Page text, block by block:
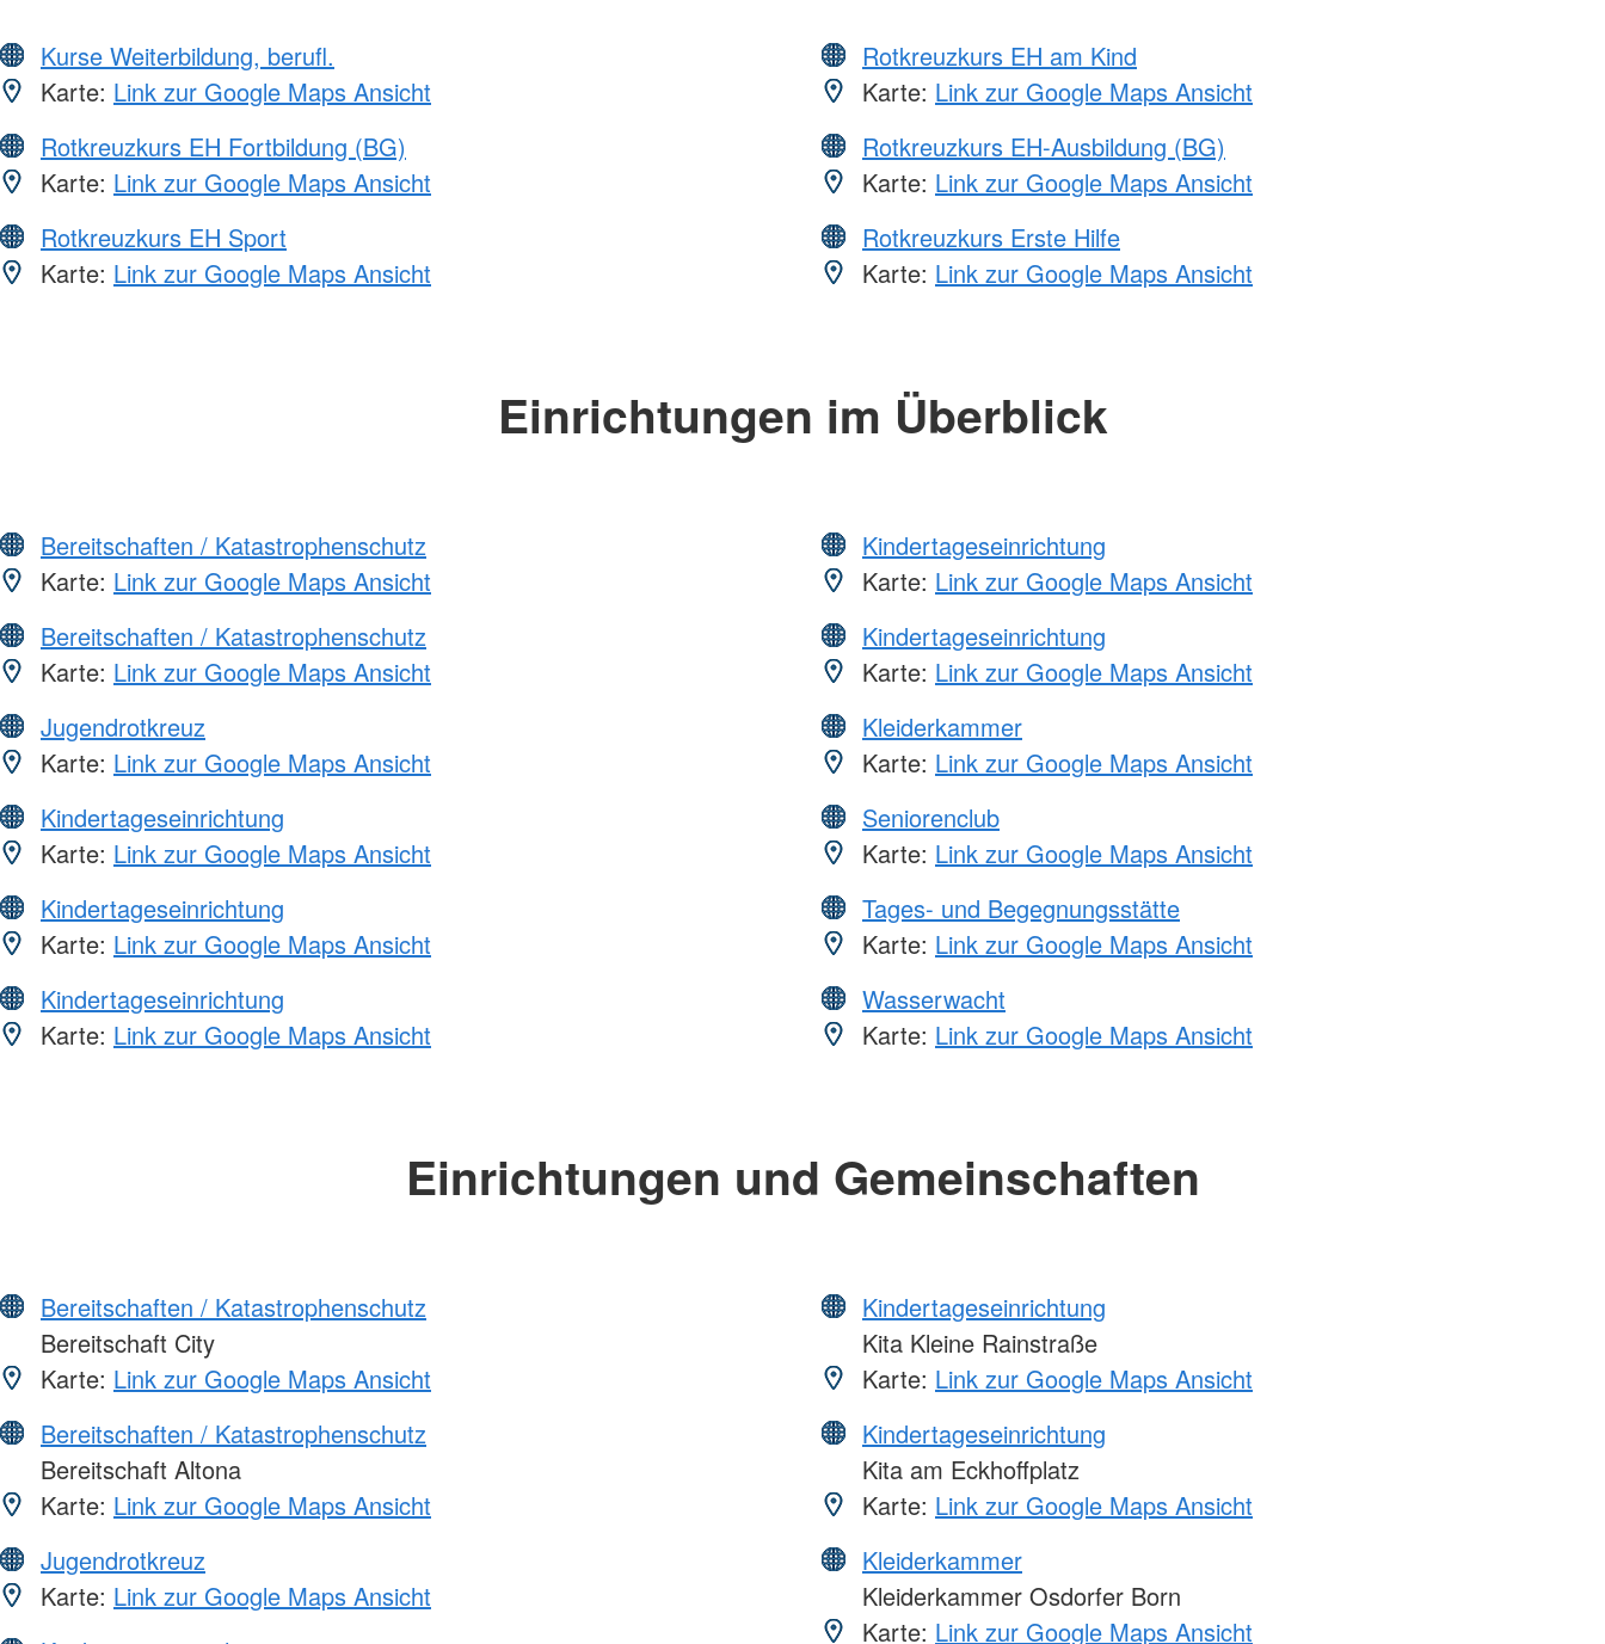
Kurse Weiterbildung, berufl.
Karte: Link zur Google Maps Ansicht
Rotkreuzkurs EH Fortbildung (BG)
Karte: Link zur Google Maps Ansicht
Rotkreuzkurs EH Sport
Karte: Link zur Google Maps Ansicht
Rotkreuzkurs EH am Kind
Karte: Link zur Google Maps Ansicht
Rotkreuzkurs EH-Ausbildung (BG)
Karte: Link zur Google Maps Ansicht
Rotkreuzkurs Erste Hilfe
Karte: Link zur Google Maps Ansicht
Einrichtungen im Überblick
Bereitschaften / Katastrophenschutz
Karte: Link zur Google Maps Ansicht
Bereitschaften / Katastrophenschutz
Karte: Link zur Google Maps Ansicht
Jugendrotkreuz
Karte: Link zur Google Maps Ansicht
Kindertageseinrichtung
Karte: Link zur Google Maps Ansicht
Kindertageseinrichtung
Karte: Link zur Google Maps Ansicht
Kindertageseinrichtung
Karte: Link zur Google Maps Ansicht
Kindertageseinrichtung
Karte: Link zur Google Maps Ansicht
Kindertageseinrichtung
Karte: Link zur Google Maps Ansicht
Kleiderkammer
Karte: Link zur Google Maps Ansicht
Seniorenclub
Karte: Link zur Google Maps Ansicht
Tages- und Begegnungsstätte
Karte: Link zur Google Maps Ansicht
Wasserwacht
Karte: Link zur Google Maps Ansicht
Einrichtungen und Gemeinschaften
Bereitschaften / Katastrophenschutz
Bereitschaft City
Karte: Link zur Google Maps Ansicht
Bereitschaften / Katastrophenschutz
Bereitschaft Altona
Karte: Link zur Google Maps Ansicht
Jugendrotkreuz
Karte: Link zur Google Maps Ansicht
Kindertageseinrichtung
Kita Kleine Rainstraße
Karte: Link zur Google Maps Ansicht
Kindertageseinrichtung
Kita am Eckhoffplatz
Karte: Link zur Google Maps Ansicht
Kleiderkammer
Kleiderkammer Osdorfer Born
Karte: Link zur Google Maps Ansicht